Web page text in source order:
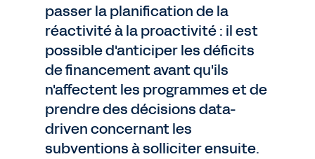
passer la planification de la
réactivité à la proactivité : il est
possible d'anticiper les déficits
de financement avant qu'ils
n'affectent les programmes et de
prendre des décisions data-
driven concernant les
subventions à solliciter ensuite.